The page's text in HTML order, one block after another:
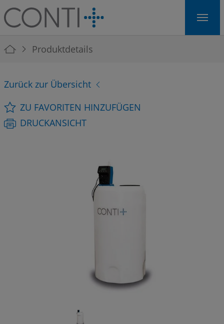
Skip to main navigation
Skip to main content
Skip to page footer
You are here:
Produktdetails
Zurück zur Übersicht
ZU FAVORITEN HINZUFÜGEN
DRUCKANSICHT